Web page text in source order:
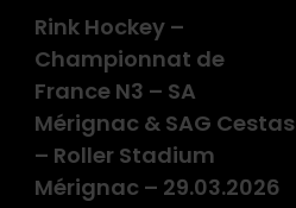
Rink Hockey –
Championnat de
France N3 – SA
Mérignac & SAG Cestas
– Roller Stadium
Mérignac – 29.03.2026